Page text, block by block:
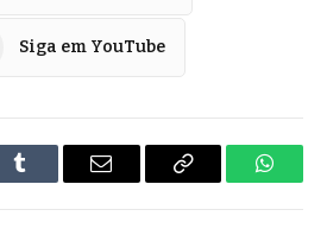
Siga em YouTube
Tumblr
E-
Copiar